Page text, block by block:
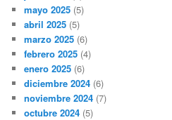
mayo 2025 (5)
abril 2025 (5)
marzo 2025 (6)
febrero 2025 (4)
enero 2025 (6)
diciembre 2024 (6)
noviembre 2024 (7)
octubre 2024 (5)